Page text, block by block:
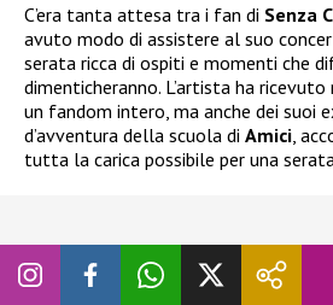
C’era tanta attesa tra i fan di Senza
avuto modo di assistere al suo
serata ricca di ospiti e momenti che
dimenticheranno. L’artista ha
un fandom intero, ma anche dei suoi
d’avventura della scuola di Amici ,
tutta la carica possibile per una